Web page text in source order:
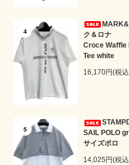
4
ク＆ロナ
Croce Waffle
Tee white
16,170円(税
5
SAIL POLO
サイズポロ
14,025円(税